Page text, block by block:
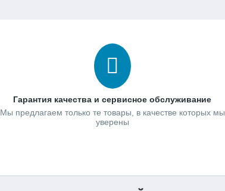
Гарантия качества и сервисное обслуживание
Мы предлагаем только те товары, в качестве которых мы
уверены